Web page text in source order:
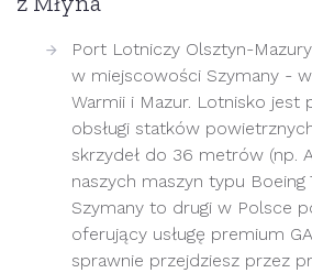
Port Lotniczy Olsztyn-
w miejscowości Szymany -
Warmii i Mazur. Lotnisko jest
obsługi statków
skrzydeł do 36 metrów (np.
naszych maszyn typu
Szymany to drugi w Polsce
oferujący usługę premium
sprawnie przejdziesz przez